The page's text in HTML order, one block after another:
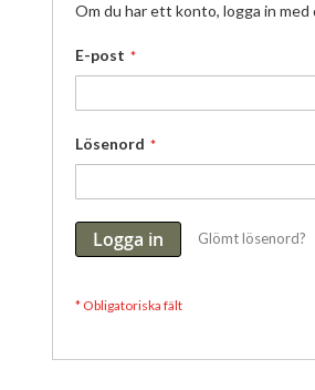
Om du har ett konto, logga in
E-post
Lösenord
Logga in Glömt lösenord?